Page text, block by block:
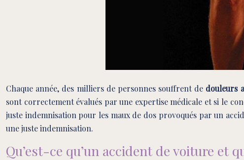
Chaque année, des milliers de personnes souffrent de douleurs
sont correctement évalués par une expertise médicale et si le
juste indemnisation pour les maux de dos provoqués par un
une juste indemnisation.
Qu’est-ce qu’un accident de voiture et